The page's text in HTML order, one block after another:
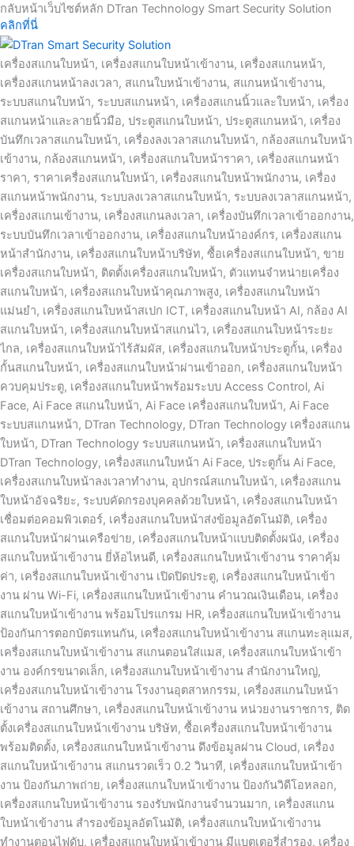
กลับหน้าเว็บไซต์หลัก DTran Technology Smart Security Solution
คลิกที่นี่
เครื่องสแกนใบหน้า, เครื่องสแกนใบหน้าเข้างาน, เครื่องสแกนหน้า,
เครื่องสแกนหน้าลงเวลา, สแกนใบหน้าเข้างาน, สแกนหน้าเข้างาน,
ระบบสแกนใบหน้า, ระบบสแกนหน้า, เครื่องสแกนนิ้วและใบหน้า, เครื่อง
สแกนหน้าและลายนิ้วมือ, ประตูสแกนใบหน้า, ประตูสแกนหน้า, เครื่อง
บันทึกเวลาสแกนใบหน้า, เครื่องลงเวลาสแกนใบหน้า, กล้องสแกนใบหน้า
เข้างาน, กล้องสแกนหน้า, เครื่องสแกนใบหน้าราคา, เครื่องสแกนหน้า
ราคา, ราคาเครื่องสแกนใบหน้า, เครื่องสแกนใบหน้าพนักงาน, เครื่อง
สแกนหน้าพนักงาน, ระบบลงเวลาสแกนใบหน้า, ระบบลงเวลาสแกนหน้า,
เครื่องสแกนเข้างาน, เครื่องสแกนลงเวลา, เครื่องบันทึกเวลาเข้าออกงาน,
ระบบบันทึกเวลาเข้าออกงาน, เครื่องสแกนใบหน้าองค์กร, เครื่องสแกน
หน้าสำนักงาน, เครื่องสแกนใบหน้าบริษัท, ซื้อเครื่องสแกนใบหน้า, ขาย
เครื่องสแกนใบหน้า, ติดตั้งเครื่องสแกนใบหน้า, ตัวแทนจำหน่ายเครื่อง
สแกนใบหน้า, เครื่องสแกนใบหน้าคุณภาพสูง, เครื่องสแกนใบหน้า
แม่นยำ, เครื่องสแกนใบหน้าสเปก ICT, เครื่องสแกนใบหน้า AI, กล้อง AI
สแกนใบหน้า, เครื่องสแกนใบหน้าสแกนไว, เครื่องสแกนใบหน้าระยะ
ไกล, เครื่องสแกนใบหน้าไร้สัมผัส, เครื่องสแกนใบหน้าประตูกั้น, เครื่อง
กั้นสแกนใบหน้า, เครื่องสแกนใบหน้าผ่านเข้าออก, เครื่องสแกนใบหน้า
ควบคุมประตู, เครื่องสแกนใบหน้าพร้อมระบบ Access Control, Ai
Face, Ai Face สแกนใบหน้า, Ai Face เครื่องสแกนใบหน้า, Ai Face
ระบบสแกนหน้า, DTran Technology, DTran Technology เครื่องสแกน
ใบหน้า, DTran Technology ระบบสแกนหน้า, เครื่องสแกนใบหน้า
DTran Technology, เครื่องสแกนใบหน้า Ai Face, ประตูกั้น Ai Face,
เครื่องสแกนใบหน้าลงเวลาทำงาน, อุปกรณ์สแกนใบหน้า, เครื่องสแกน
ใบหน้าอัจฉริยะ, ระบบคัดกรองบุคคลด้วยใบหน้า, เครื่องสแกนใบหน้า
เชื่อมต่อคอมพิวเตอร์, เครื่องสแกนใบหน้าส่งข้อมูลอัตโนมัติ, เครื่อง
สแกนใบหน้าผ่านเครือข่าย, เครื่องสแกนใบหน้าแบบติดตั้งผนัง, เครื่อง
สแกนใบหน้าเข้างาน ยี่ห้อไหนดี, เครื่องสแกนใบหน้าเข้างาน ราคาคุ้ม
ค่า, เครื่องสแกนใบหน้าเข้างาน เปิดปิดประตู, เครื่องสแกนใบหน้าเข้า
งาน ผ่าน Wi-Fi, เครื่องสแกนใบหน้าเข้างาน คำนวณเงินเดือน, เครื่อง
สแกนใบหน้าเข้างาน พร้อมโปรแกรม HR, เครื่องสแกนใบหน้าเข้างาน
ป้องกันการตอกบัตรแทนกัน, เครื่องสแกนใบหน้าเข้างาน สแกนทะลุแมส,
เครื่องสแกนใบหน้าเข้างาน สแกนตอนใส่แมส, เครื่องสแกนใบหน้าเข้า
งาน องค์กรขนาดเล็ก, เครื่องสแกนใบหน้าเข้างาน สำนักงานใหญ่,
เครื่องสแกนใบหน้าเข้างาน โรงงานอุตสาหกรรม, เครื่องสแกนใบหน้า
เข้างาน สถานศึกษา, เครื่องสแกนใบหน้าเข้างาน หน่วยงานราชการ, ติด
ตั้งเครื่องสแกนใบหน้าเข้างาน บริษัท, ซื้อเครื่องสแกนใบหน้าเข้างาน
พร้อมติดตั้ง, เครื่องสแกนใบหน้าเข้างาน ดึงข้อมูลผ่าน Cloud, เครื่อง
สแกนใบหน้าเข้างาน สแกนรวดเร็ว 0.2 วินาที, เครื่องสแกนใบหน้าเข้า
งาน ป้องกันภาพถ่าย, เครื่องสแกนใบหน้าเข้างาน ป้องกันวิดีโอหลอก,
เครื่องสแกนใบหน้าเข้างาน รองรับพนักงานจำนวนมาก, เครื่องสแกน
ใบหน้าเข้างาน สำรองข้อมูลอัตโนมัติ, เครื่องสแกนใบหน้าเข้างาน
ทำงานตอนไฟดับ, เครื่องสแกนใบหน้าเข้างาน มีแบตเตอรี่สำรอง, เครื่อง